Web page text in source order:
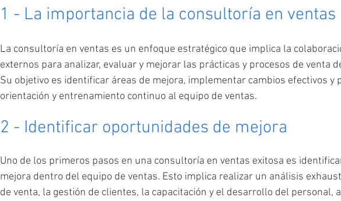
1 - La importancia de la consultoría en ventas
La consultoría en ventas es un enfoque estratégico que implica la
externos para analizar, evaluar y mejorar las prácticas y procesos de venta
Su objetivo es identificar áreas de mejora, implementar cambios efectivos y
orientación y entrenamiento continuo al equipo de ventas.
2 - Identificar oportunidades de mejora
Uno de los primeros pasos en una consultoría en ventas exitosa es
mejora dentro del equipo de ventas. Esto implica realizar un análisis
de venta, la gestión de clientes, la capacitación y el desarrollo del personal,